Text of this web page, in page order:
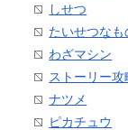
しせつ
たいせつなも
わざマシン
ストーリー攻
ナツメ
ピカチュウ